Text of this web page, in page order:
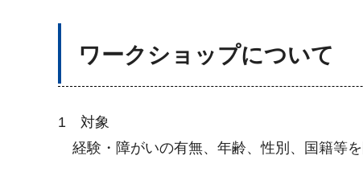
ワークショップについて
1 対象
経験・障がいの有無、年齢、性別、国籍等